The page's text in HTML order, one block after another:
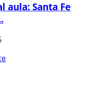
aula: Santa Fe